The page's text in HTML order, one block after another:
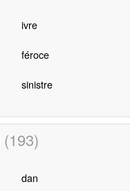
ivre
féroce
sinistre
(193)
dan